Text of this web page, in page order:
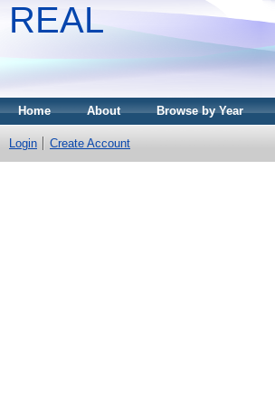
REAL
Home About Browse by Year
Login Create Account